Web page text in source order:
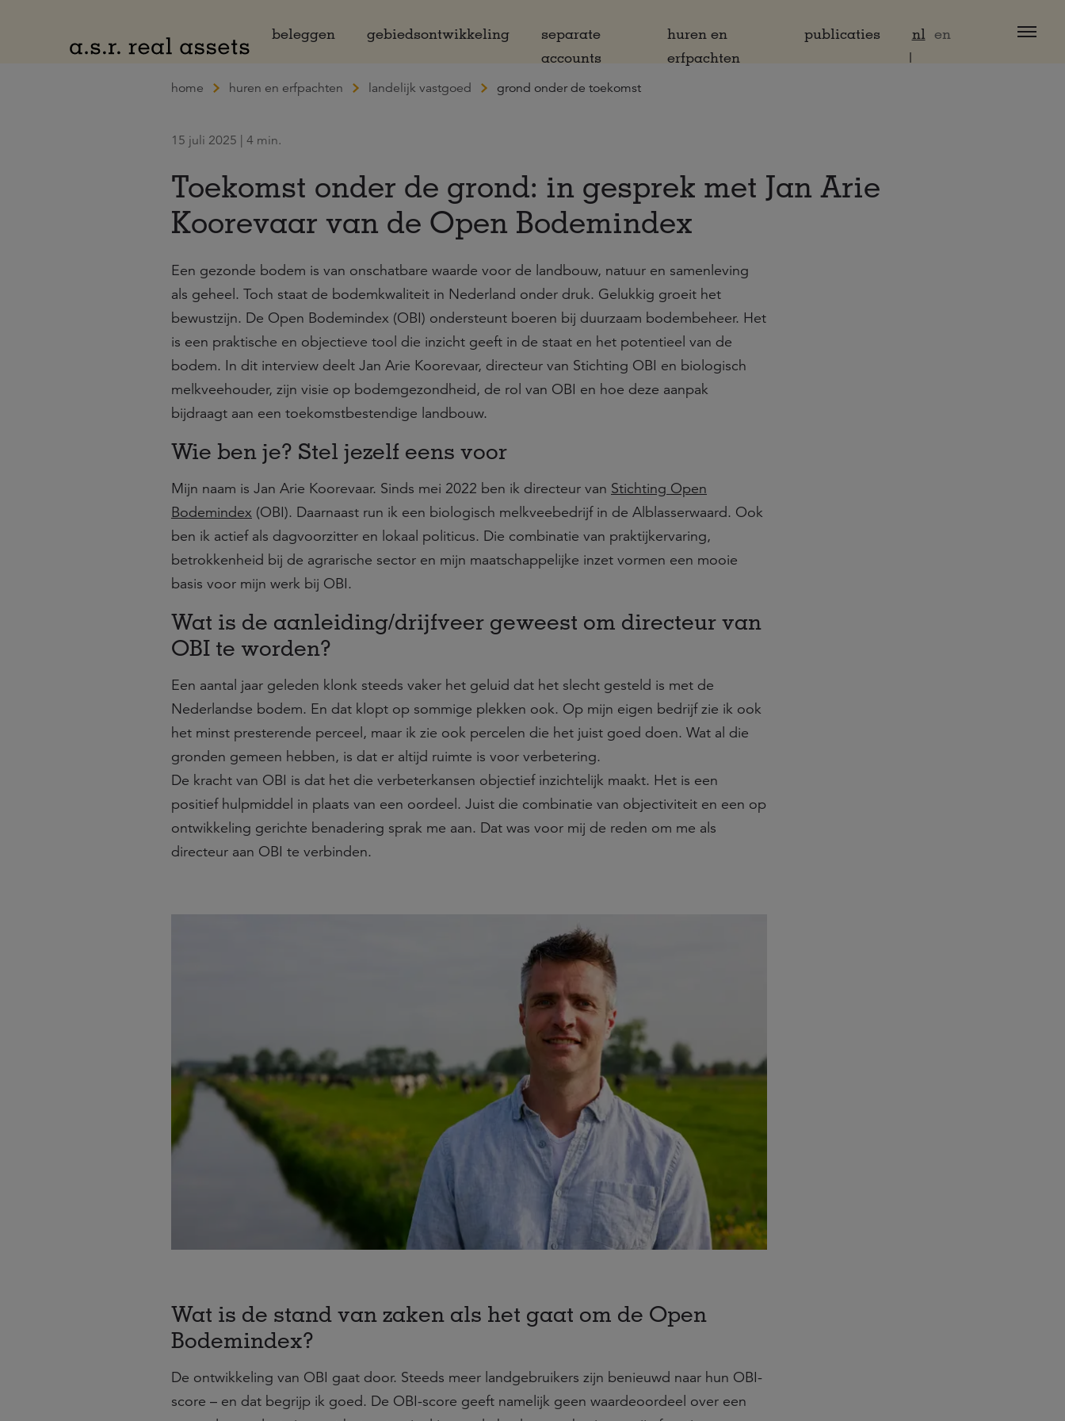
beleggen
gebiedsontwikkeling
separate
accounts
huren en
erfpachten
publicaties nl en
home huren en erfpachten landelijk vastgoed grond onder de toekomst
15 juli 2025 | 4 min.
Toekomst onder de grond: in gesprek met Jan Arie
Koorevaar van de Open Bodemindex
Een gezonde bodem is van onschatbare waarde voor de landbouw, natuur en samenleving
als geheel. Toch staat de bodemkwaliteit in Nederland onder druk. Gelukkig groeit het
bewustzijn. De Open Bodemindex (OBI) ondersteunt boeren bij duurzaam bodembeheer. Het
is een praktische en objectieve tool die inzicht geeft in de staat en het potentieel van de
bodem. In dit interview deelt Jan Arie Koorevaar, directeur van Stichting OBI en biologisch
melkveehouder, zijn visie op bodemgezondheid, de rol van OBI en hoe deze aanpak
bijdraagt aan een toekomstbestendige landbouw.
Wie ben je? Stel jezelf eens voor
Mijn naam is Jan Arie Koorevaar. Sinds mei 2022 ben ik directeur van Stichting Open
Bodemindex (OBI). Daarnaast run ik een biologisch melkveebedrijf in de Alblasserwaard. Ook
ben ik actief als dagvoorzitter en lokaal politicus. Die combinatie van praktijkervaring,
betrokkenheid bij de agrarische sector en mijn maatschappelijke inzet vormen een mooie
basis voor mijn werk bij OBI.
Wat is de aanleiding/drijfveer geweest om directeur van
OBI te worden?
Een aantal jaar geleden klonk steeds vaker het geluid dat het slecht gesteld is met de
Nederlandse bodem. En dat klopt op sommige plekken ook. Op mijn eigen bedrijf zie ik ook
het minst presterende perceel, maar ik zie ook percelen die het juist goed doen. Wat al die
gronden gemeen hebben, is dat er altijd ruimte is voor verbetering.
De kracht van OBI is dat het die verbeterkansen objectief inzichtelijk maakt. Het is een
positief hulpmiddel in plaats van een oordeel. Juist die combinatie van objectiviteit en een op
ontwikkeling gerichte benadering sprak me aan. Dat was voor mij de reden om me als
directeur aan OBI te verbinden.
Wat is de stand van zaken als het gaat om de Open
Bodemindex?
De ontwikkeling van OBI gaat door. Steeds meer landgebruikers zijn benieuwd naar hun OBI-
score – en dat begrijp ik goed. De OBI-score geeft namelijk geen waardeoordeel over een